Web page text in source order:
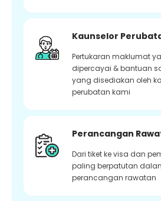
Kaunselor
Pertukaran maklumat
dipercayai & bantuan
yang disediakan oleh
perubatan kami
Perancangan
Dari tiket ke visa dan
paling berpatutan
perancangan rawatan